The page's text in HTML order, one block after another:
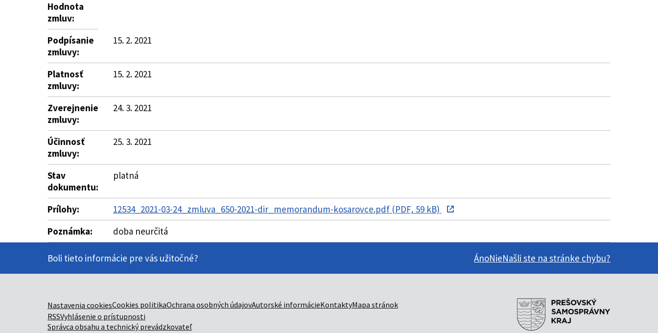
Hodnota
zmluv:
Podpísanie
zmluvy:
15. 2. 2021
Platnosť
zmluvy:
15. 2. 2021
Zverejnenie
zmluvy:
24. 3. 2021
Účinnosť
zmluvy:
25. 3. 2021
Stav
dokumentu:
platná
Prílohy:
12534_2021-03-24_zmluva_650-2021-dir_memorandum-kosarovce.pdf (PDF, 59 kB)
Poznámka:
doba neurčitá
Boli tieto informácie pre vás užitočné? ÁnoNieNašli ste na stránke chybu?
Nastavenia cookiesCookies politikaOchrana osobných údajovAutorské informácieKontaktyMapa stránok
RSSVyhlásenie o prístupnosti
Správca obsahu a technický prevádzkovateľ